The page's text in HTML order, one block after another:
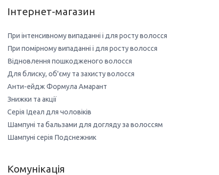
Інтернет-магазин
При інтенсивному випаданні і для росту волосся
При помірному випаданні і для росту волосся
Відновлення пошкодженого волосся
Для блиску, об'єму та захисту волосся
Анти-ейдж Формула Амарант
Знижки та акції
Серія Ідеал для чоловіків
Шампуні та бальзами для догляду за волоссям
Шампуні серія Подснежник
Комунікація